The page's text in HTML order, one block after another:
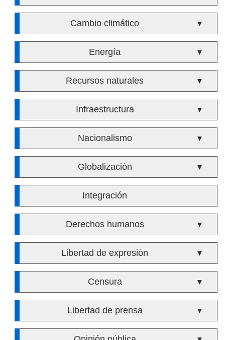
Cambio climático ▼
Energía ▼
Recursos naturales ▼
Infraestructura ▼
Nacionalismo ▼
Globalización ▼
Integración
Derechos humanos ▼
Libertad de expresión ▼
Censura ▼
Libertad de prensa ▼